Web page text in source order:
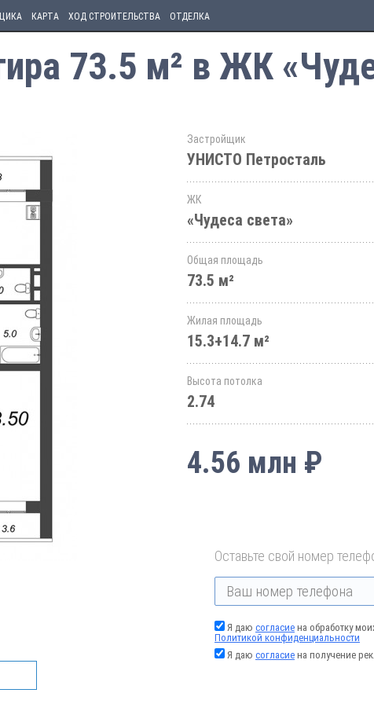
КАРТА ХОД СТРОИТЕЛЬСТВА ОТДЕЛКА
73.5 м² в ЖК
Застройщик
УНИСТО Петросталь
ЖК
«Чудеса света»
Общая площадь
73.5 м²
Жилая площадь
15.3+14.7 м²
Высота потолка
2.74
4.56 млн ₽
Оставьте свой номер
Я даю согласие на обработку
Политикой конфиденциальности
Я даю согласие на получение